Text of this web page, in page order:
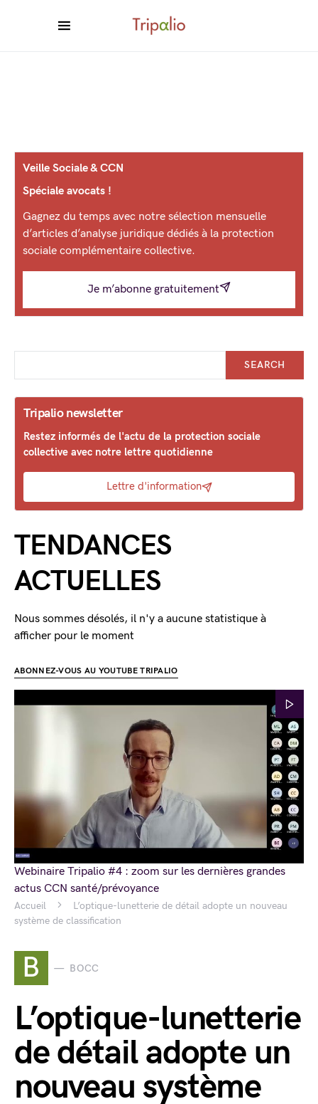
Accueil
L’optique-lunetterie de détail adopte un nouveau
système de classification
B BOCC
L’optique-lunetterie
de détail adopte un
nouveau système
Veille Sociale & CCN
Spéciale avocats !
Gagnez du temps avec notre sélection mensuelle
d’articles d’analyse juridique dédiés à la protection
sociale complémentaire collective.
Je m’abonne gratuitement
SEARCH
Tripalio newsletter
Restez informés de l'actu de la protection sociale
collective avec notre lettre quotidienne
Lettre d'information
TENDANCES
ACTUELLES
Nous sommes désolés, il n'y a aucune statistique à
afficher pour le moment
ABONNEZ-VOUS AU YOUTUBE TRIPALIO
Webinaire Tripalio #4 : zoom sur les dernières grandes
actus CCN santé/prévoyance